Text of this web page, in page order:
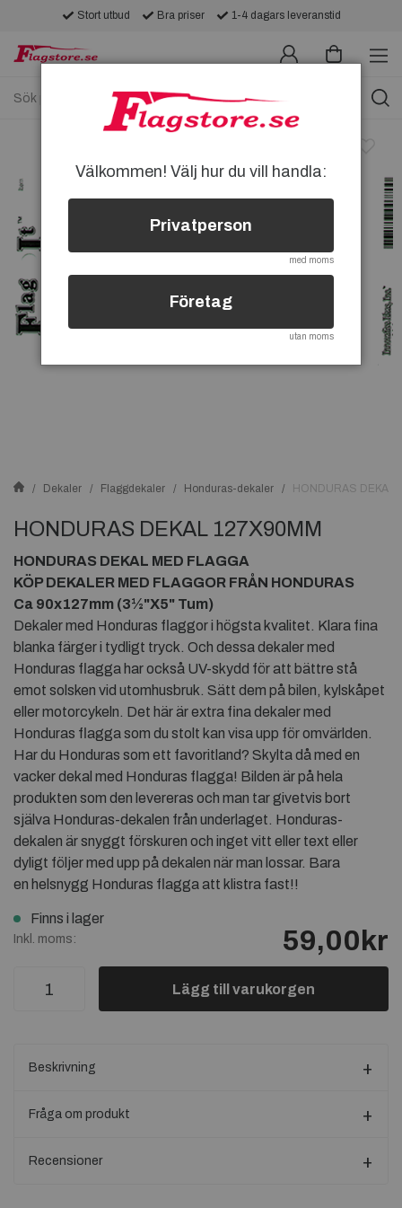
Stort utbud Bra priser 1-4 dagars leveranstid
Dekaler Flaggdekaler Honduras-dekaler HONDURAS DEKAL
HONDURAS DEKAL 127X90MM
HONDURAS DEKAL MED FLAGGA
KÖP DEKALER MED FLAGGOR FRÅN HONDURAS
Ca 90x127mm (3½"X5" Tum)
Dekaler med Honduras flaggor i högsta kvalitet. Klara fina
blanka färger i tydligt tryck. Och dessa dekaler med
Honduras flagga har också UV-skydd för att bättre stå
emot solsken vid utomhusbruk. Sätt dem på bilen, kylskåpet
eller motorcykeln. Det här är extra fina dekaler med
Honduras flagga som du stolt kan visa upp för omvärlden.
Har du Honduras som ett favoritland? Skylta då med en
vacker dekal med Honduras flagga! Bilden är på hela
produkten som den levereras och man tar givetvis bort
själva Honduras-dekalen från underlaget. Honduras-
dekalen är snyggt förskuren och inget vitt eller text eller
dyligt följer med upp på dekalen när man lossar. Bara
en helsnygg Honduras flagga att klistra fast!!
Finns i lager
Inkl. moms: 59,00kr
Lägg till varukorgen
Beskrivning
Fråga om produkt
Recensioner
Välkommen! Välj hur du vill handla:
Privatperson
med moms
Företag
utan moms